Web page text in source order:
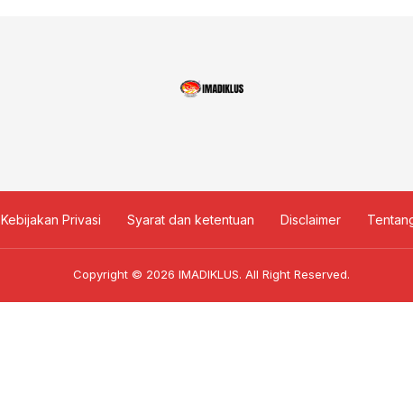
Kebijakan Privasi Syarat dan ketentuan Disclaimer
Copyright © 2026 IMADIKLUS. All Right Reserved.